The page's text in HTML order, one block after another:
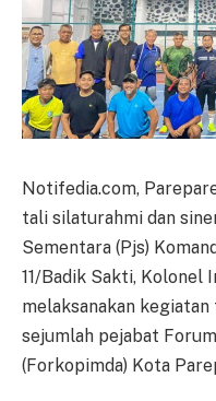
Notifedia.com,
tali silaturahmi dan
Sementara (Pjs)
11/Badik Sakti, Kolonel
melaksanakan
sejumlah pejabat
(Forkopimda) Kota